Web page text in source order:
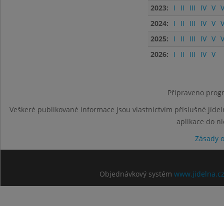
2023:
I II III IV V
2024:
I II III IV V
2025:
I II III IV V
2026:
I II III IV V
Připraveno
Veškeré publikované informace jsou vlastnictvím příslušné
aplikace do
Zásady
Objednávkový systém www.jidelna.cz